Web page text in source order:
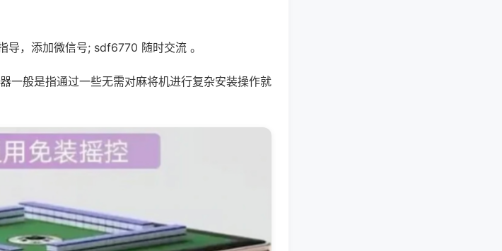
导，添加微信号; sdf6770 随时交流 。
一般是指通过一些无需对麻将机进行复杂安装操作就